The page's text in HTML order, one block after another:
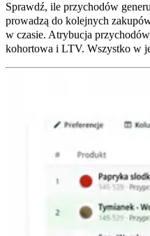
Sprawdź, ile przychodów
prowadzą do kolejnych
w czasie. Atrybucja
kohortowa i LTV. Wszystko w